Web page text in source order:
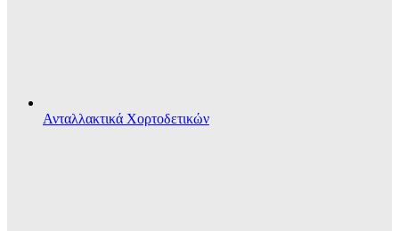
Ανταλλακτικά Χορτοδετικών